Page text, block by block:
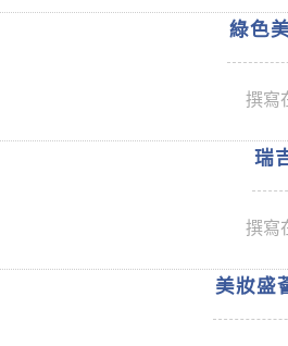
綠色
撰寫
瑞
撰寫
美妝盛